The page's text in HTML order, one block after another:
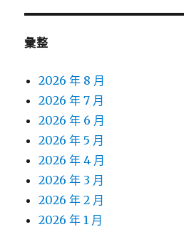
彙整
2026 年 8 月
2026 年 7 月
2026 年 6 月
2026 年 5 月
2026 年 4 月
2026 年 3 月
2026 年 2 月
2026 年 1 月